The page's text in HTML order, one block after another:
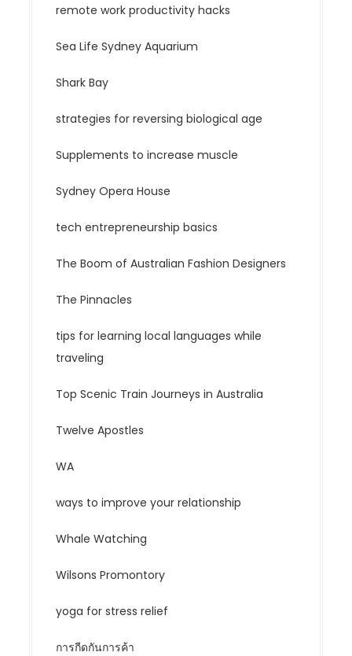
remote work productivity hacks
Sea Life Sydney Aquarium
Shark Bay
strategies for reversing biological age
Supplements to increase muscle
Sydney Opera House
tech entrepreneurship basics
The Boom of Australian Fashion Designers
The Pinnacles
tips for learning local languages while
traveling
Top Scenic Train Journeys in Australia
Twelve Apostles
WA
ways to improve your relationship
Whale Watching
Wilsons Promontory
yoga for stress relief
การกีดกันการค้า